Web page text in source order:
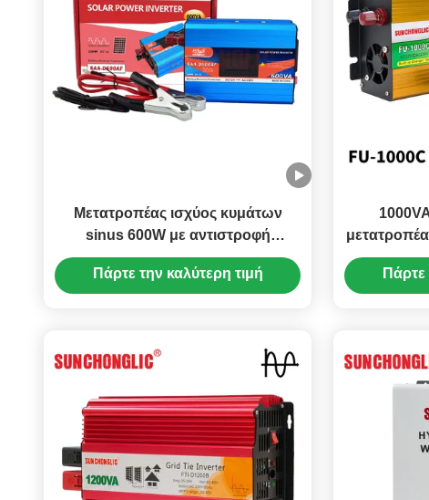
Μετατροπέας ισχύος κυμάτων
sinus 600W με αντιστροφή
προστασίας μπαταρίας DC12V έως
AC220V για χρήση αυτοκινήτου και
Πάρτε την καλύτερη τιμή
με
Πάρτε